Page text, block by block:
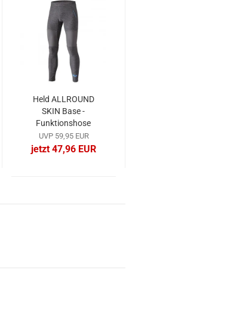
Held ALLROUND
SKIN Base -
Funktionshose
UVP 59,95 EUR
jetzt 47,96 EUR